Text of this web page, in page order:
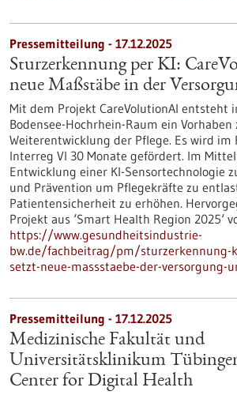
Pressemitteilung - 17.12.2025
Sturzerkennung per KI:
neue Maßstäbe in der
Mit dem Projekt CareVolutionAI entsteht
Bodensee-Hochrhein-Raum ein
Weiterentwicklung der Pflege. Es wird im
Interreg VI 30 Monate gefördert. Im
Entwicklung einer KI-Sensortechnologie
und Prävention um Pflegekräfte zu
Patientensicherheit zu erhöhen.
Projekt aus ‘Smart Health Region 2025‘
https://www.gesundheitsindustrie-
bw.de/fachbeitrag/pm/sturzerkennung-
setzt-neue-massstaebe-der-versorgung-
Pressemitteilung - 17.12.2025
Medizinische Fakultät und
Universitätsklinikum
Center for Digital Health